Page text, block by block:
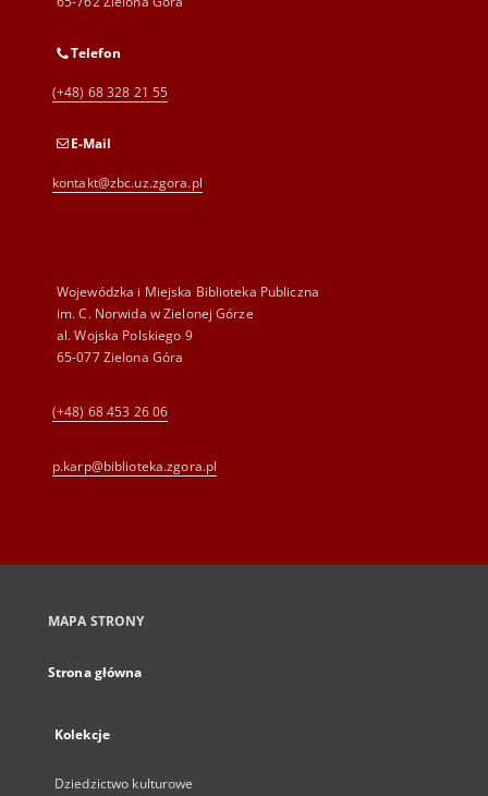
Telefon
(+48) 68 328 21 55
E-Mail
kontakt@zbc.uz.zgora.pl
Wojewódzka i Miejska Biblioteka Publiczna
im. C. Norwida w Zielonej Górze
al. Wojska Polskiego 9
65-077 Zielona Góra
(+48) 68 453 26 06
p.karp@biblioteka.zgora.pl
MAPA STRONY
Strona główna
Kolekcje
Dziedzictwo kulturowe